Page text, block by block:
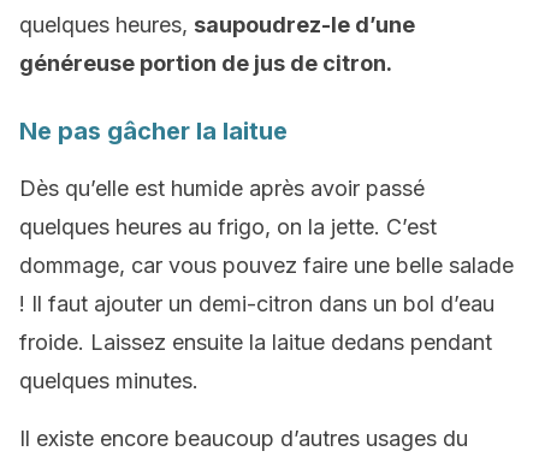
quelques heures, saupoudrez-le d’une
généreuse portion de jus de citron.
Ne pas gâcher la laitue
Dès qu’elle est humide après avoir passé
quelques heures au frigo, on la jette. C’est
dommage, car vous pouvez faire une belle salade
! Il faut ajouter un demi-citron dans un bol d’eau
froide. Laissez ensuite la laitue dedans pendant
quelques minutes.
Il existe encore beaucoup d’autres usages du